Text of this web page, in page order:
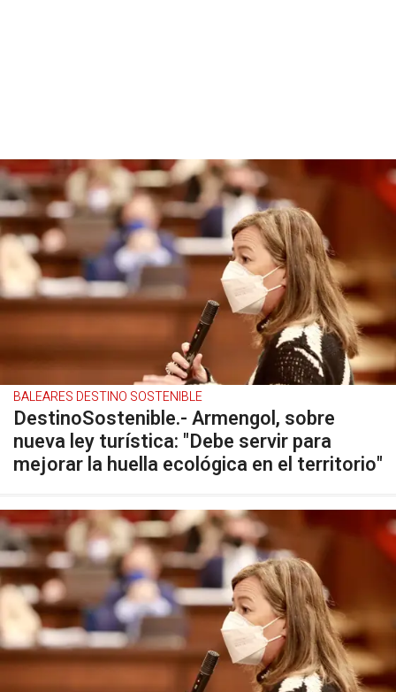
BALEARES DESTINO SOSTENIBLE
DestinoSostenible.- Armengol, sobre
nueva ley turística: "Debe servir para
mejorar la huella ecológica en el territorio"